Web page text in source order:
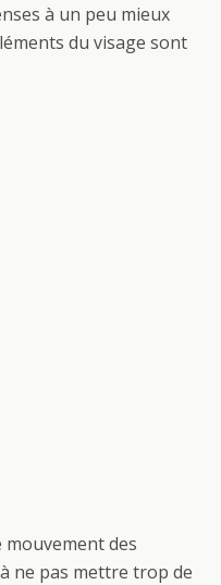
à un peu mieux
du visage sont
mouvement des
ne pas mettre trop de